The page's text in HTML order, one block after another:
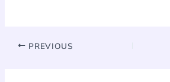
PREVIOUS